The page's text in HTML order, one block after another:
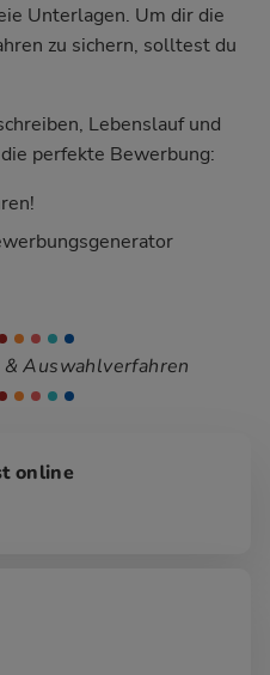
Unterlagen. Um dir die
zu sichern, solltest du
Lebenslauf und
perfekte Bewerbung:
Auswahlverfahren
online